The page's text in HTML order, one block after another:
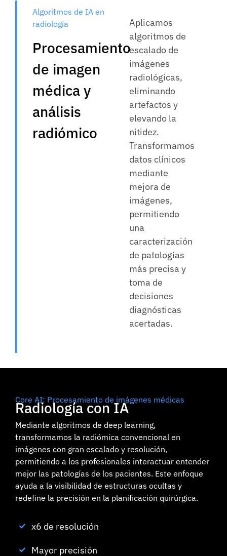
Algoritmos de IA en
radiología
Procesamiento
de imagen
médica y
análisis
radiómico
Aplicamos
algoritmos de
escalado de
imágenes
radiológicas,
eliminando
artefactos y
elevando la
nitidez.
Transformamos
datos clínicos
mediante
mejora de
imágenes,
permitiendo
una
caracterización
de patologías
más precisa y
toma de
decisiones
diagnósticas
acertadas.
Core AI: Procesamiento de imágenes médicas
Radiología con IA
Mediante algoritmos de deep learning,
transformamos la radiómica convencional en
imágenes con gran escalado y resolución,
permitiendo a los profesionales interactuar entender
mejor las patologías de los pacientes. Este enfoque
ayuda a la visibilidad de estructuras ocultas y
redefine la precisión en la planificación quirúrgica.
x6 de resolución
Mayor precisión